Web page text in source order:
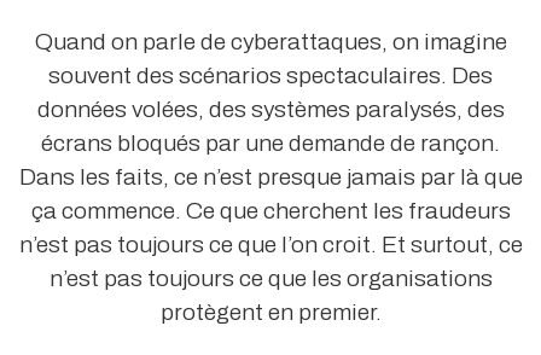
Quand on parle de cyberattaques, on imagine
souvent des scénarios spectaculaires. Des
données volées, des systèmes paralysés, des
écrans bloqués par une demande de rançon.
Dans les faits, ce n’est presque jamais par là que
ça commence. Ce que cherchent les fraudeurs
n’est pas toujours ce que l’on croit. Et surtout, ce
n’est pas toujours ce que les organisations
protègent en premier.